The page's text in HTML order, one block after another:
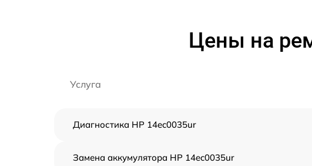
Цены на
Услуга
Диагностика HP 14ec0035ur
Замена аккумулятора HP 14ec0035ur